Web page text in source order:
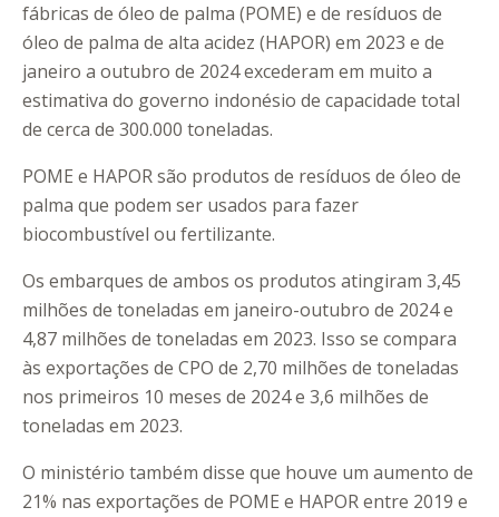
fábricas de óleo de palma (POME) e de resíduos de
óleo de palma de alta acidez (HAPOR) em 2023 e de
janeiro a outubro de 2024 excederam em muito a
estimativa do governo indonésio de capacidade total
de cerca de 300.000 toneladas.
POME e HAPOR são produtos de resíduos de óleo de
palma que podem ser usados para fazer
biocombustível ou fertilizante.
Os embarques de ambos os produtos atingiram 3,45
milhões de toneladas em janeiro-outubro de 2024 e
4,87 milhões de toneladas em 2023. Isso se compara
às exportações de CPO de 2,70 milhões de toneladas
nos primeiros 10 meses de 2024 e 3,6 milhões de
toneladas em 2023.
O ministério também disse que houve um aumento de
21% nas exportações de POME e HAPOR entre 2019 e